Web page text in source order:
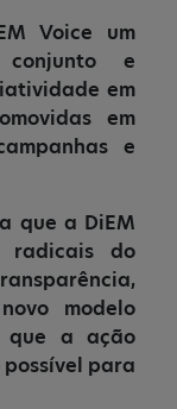
Voice um
e
em
em
e
que a DiEM
radicais do
modelo
que a ação
para